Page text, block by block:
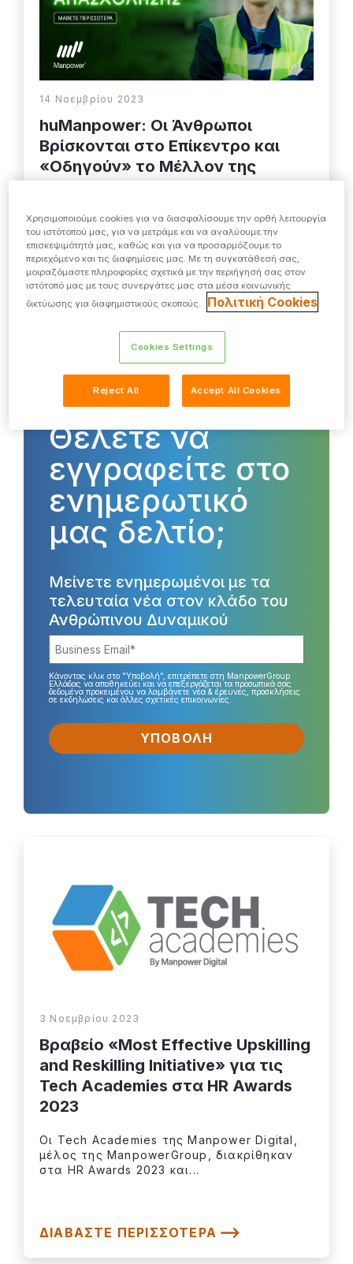
14 Νοεμβρίου 2023
huManpower: Οι Άνθρωποι
Βρίσκονται στο Επίκεντρο και
«Οδηγούν» το Μέλλον της
Η Manpower θέτοντας στο επίκεντρο τον
άνθρωπο δημιούργησε τη νέα καμπάνια
«huManpower», με στόχο να...
ΔΙΑΒΆΣΤΕ ΠΕΡΙΣΣΌΤΕΡΑ
Θέλετε να
εγγραφείτε στο
ενημερωτικό
μας δελτίο;
Μείνετε ενημερωμένοι με τα
τελευταία νέα στον κλάδο του
Ανθρώπινου Δυναμικού
Κάνοντας κλικ στο "Υποβολή", επιτρέπετε στη ManpowerGroup
Ελλάδας να αποθηκεύει και να επεξεργάζεται τα προσωπικά σας
δεδομένα προκειμένου να λαμβάνετε νέα & έρευνες, προσκλήσεις
σε εκδηλώσεις και άλλες σχετικές επικοινωνίες.
3 Νοεμβρίου 2023
Βραβείο «Most Effective Upskilling
and Reskilling Initiative» για τις
Tech Academies στα HR Awards
2023
Οι Tech Academies της Manpower Digital,
μέλος της ManpowerGroup, διακρίθηκαν
στα HR Awards 2023 και...
ΔΙΑΒΆΣΤΕ ΠΕΡΙΣΣΌΤΕΡΑ
Χρησιμοποιούμε cookies για να διασφαλίσουμε την ορθή λειτουργία
του ιστότοπού μας, για να μετράμε και να αναλύουμε την
επισκεψιμότητά μας, καθώς και για να προσαρμόζουμε το
περιεχόμενο και τις διαφημίσεις μας. Με τη συγκατάθεσή σας,
μοιραζόμαστε πληροφορίες σχετικά με την περιήγησή σας στον
ιστότοπό μας με τους συνεργάτες μας στα μέσα κοινωνικής
δικτύωσης για διαφημιστικούς σκοπούς.
Πολιτική Cookies
Cookies Settings
Reject All Accept All Cookies